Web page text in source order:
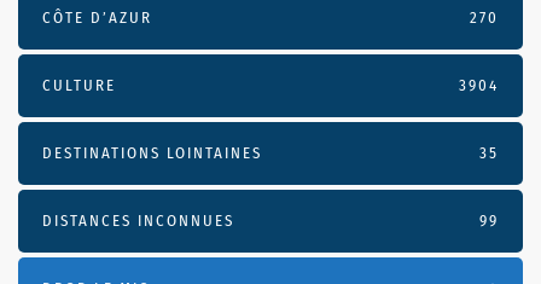
CÔTE D’AZUR 270
CULTURE 3904
DESTINATIONS LOINTAINES 35
DISTANCES INCONNUES 99